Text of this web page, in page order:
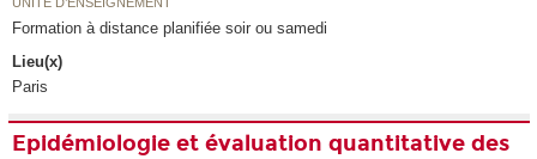
Formation à distance planifiée soir ou samedi
Lieu(x)
Paris
Epidémiologie et évaluation quantitative des